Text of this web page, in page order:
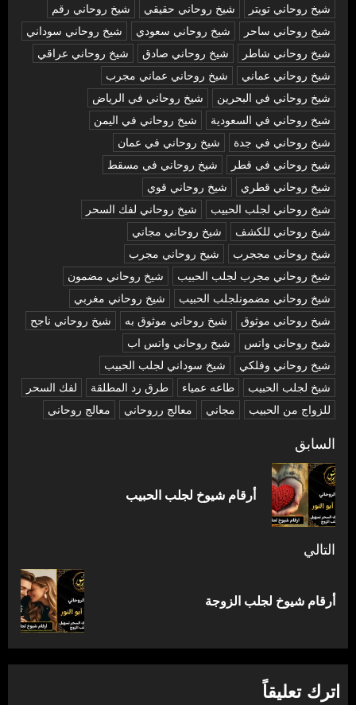
شيخ روحاني تويتر
شيخ روحاني حقيقي
شيخ روحاني رقم
شيخ روحاني ساحر
شيخ روحاني سعودي
شيخ روحاني سوداني
شيخ روحاني شاطر
شيخ روحاني صادق
شيخ روحاني عراقي
شيخ روحاني عماني
شيخ روحاني عماني مجرب
شيخ روحاني في البحرين
شيخ روحاني في الرياض
شيخ روحاني في السعودية
شيخ روحاني في اليمن
شيخ روحاني في جدة
شيخ روحاني في عمان
شيخ روحاني في قطر
شيخ روحاني في مسقط
شيخ روحاني قطري
شيخ روحاني قوي
شيخ روحاني لجلب الحبيب
شيخ روحاني لفك السحر
شيخ روحاني للكشف
شيخ روحاني مجاني
شيخ روحاني مججرب
شيخ روحاني مجرب
شيخ روحاني مجرب لجلب الحبيب
شيخ روحاني مضمون
شيخ روحاني مضمونلجلب الحبيب
شيخ روحاني مغربي
شيخ روحاني موثوق
شيخ روحاني موثوق به
شيخ روحاني ناجح
شيخ روحاني واتس
شيخ روحاني واتس اب
شيخ روحاني وفلكي
شيخ سوداني لجلب الحبيب
شيخ لجلب الحبيب
طاعه عمياء طرق رد المطلقة
لفك السحر
للزواج من الحبيب
مجاني معالج رروحاني معالج روحاني
تصفّح
المقالات
السابق
أرقام شيوخ لجلب الحبيب
التالي
المقالة
أرقام شيوخ لجلب الزوجة
اترك تعليقاً